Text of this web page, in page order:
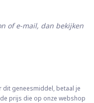
geneesmiddel, betaal je
prijs die op onze webshop
of e-mail, dan bekijken